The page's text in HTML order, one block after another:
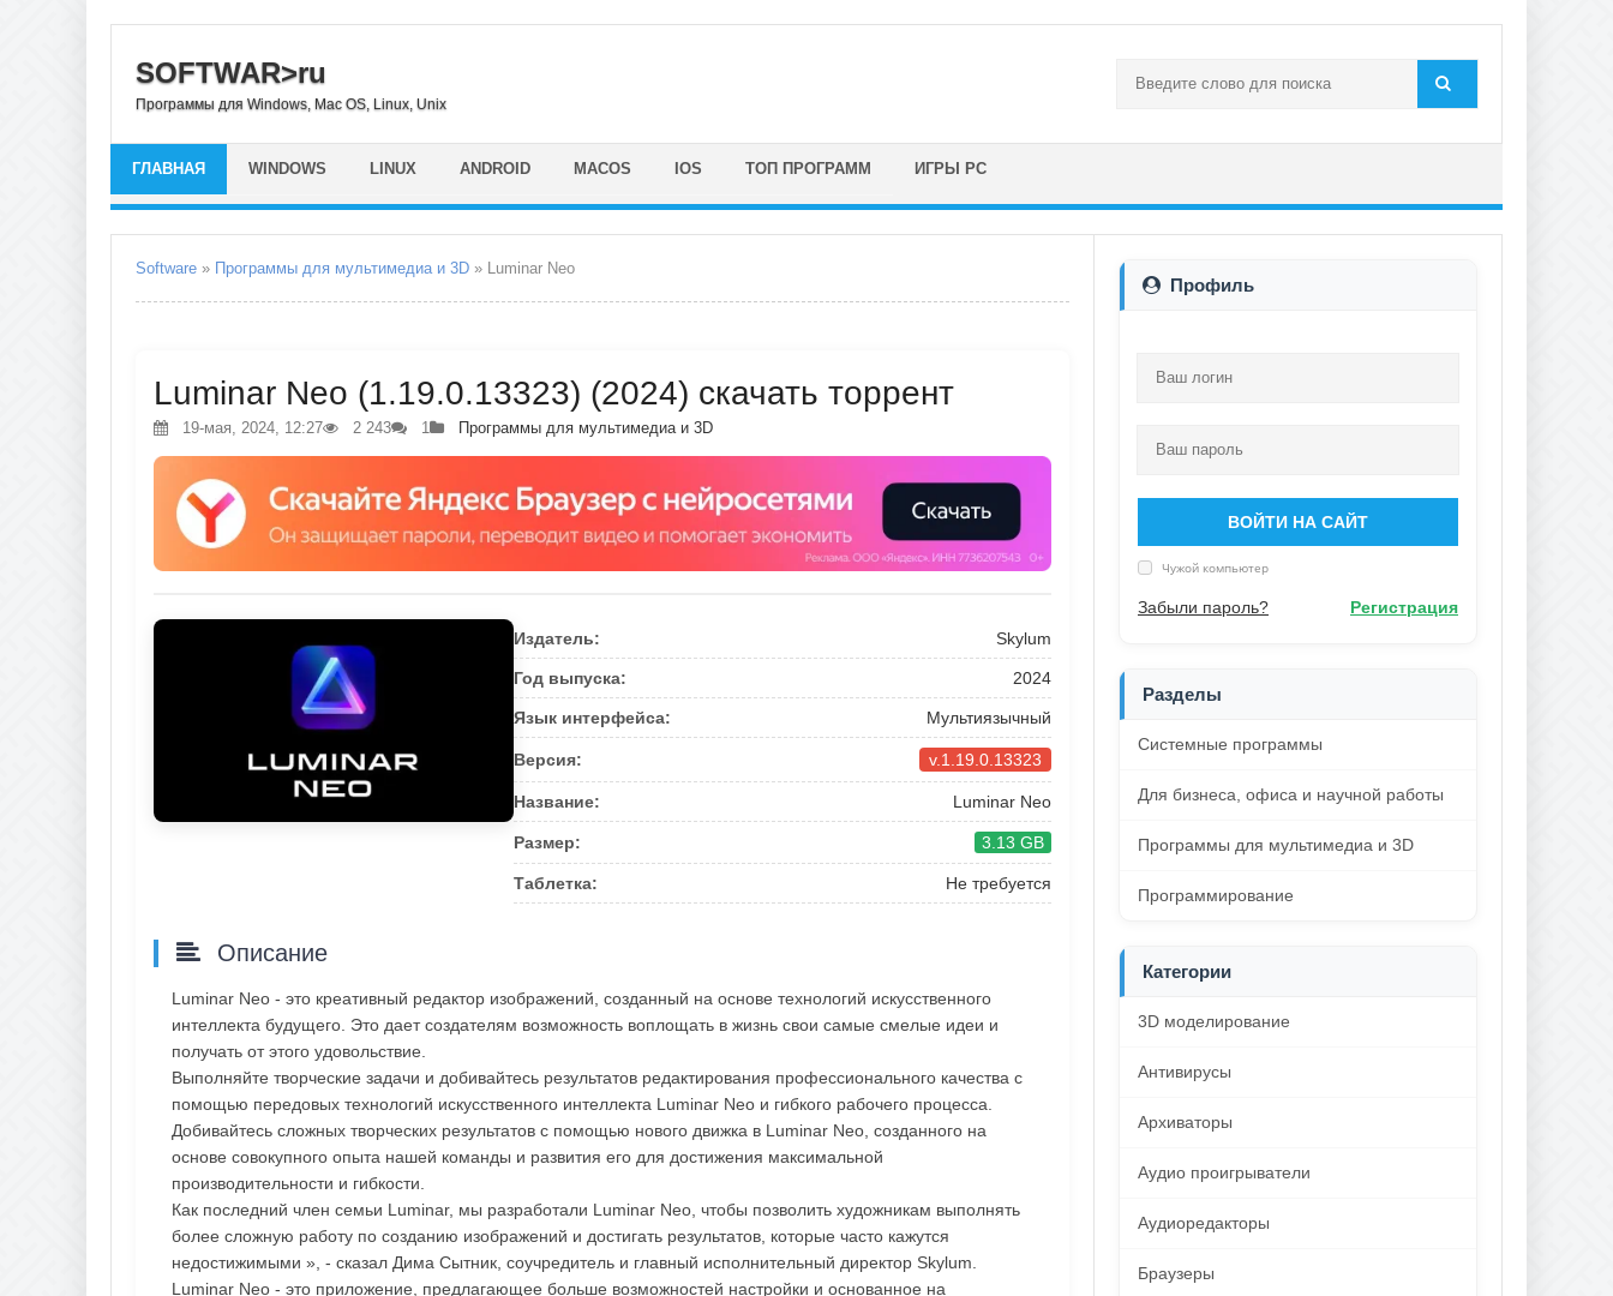
SOFTWAR>ru
Программы для Windows, Mac OS, Linux, Unix
ГЛАВНАЯ WINDOWS LINUX ANDROID MACOS IOS ТОП ПРОГРАММ ИГРЫ PC
Software » Программы для мультимедиа и 3D » Luminar Neo
Luminar Neo (1.19.0.13323) (2024) скачать торрент
19-мая, 2024, 12:27 2 243 1 Программы для мультимедиа и 3D
Издатель: Skylum
Год выпуска: 2024
Язык интерфейса: Мультиязычный
Версия: v.1.19.0.13323
Название: Luminar Neo
Размер: 3.13 GB
Таблетка: Не требуется
Описание
Luminar Neo - это креативный редактор изображений, созданный на основе технологий искусственного
интеллекта будущего. Это дает создателям возможность воплощать в жизнь свои самые смелые идеи и
получать от этого удовольствие.
Выполняйте творческие задачи и добивайтесь результатов редактирования профессионального качества с
помощью передовых технологий искусственного интеллекта Luminar Neo и гибкого рабочего процесса.
Добивайтесь сложных творческих результатов с помощью нового движка в Luminar Neo, созданного на
основе совокупного опыта нашей команды и развития его для достижения максимальной
производительности и гибкости.
Как последний член семьи Luminar, мы разработали Luminar Neo, чтобы позволить художникам выполнять
более сложную работу по созданию изображений и достигать результатов, которые часто кажутся
недостижимыми », - сказал Дима Сытник, соучредитель и главный исполнительный директор Skylum.
Luminar Neo - это приложение, предлагающее больше возможностей настройки и основанное на
Профиль
ВОЙТИ НА САЙТ
Чужой компьютер
Забыли пароль? Регистрация
Разделы
Системные программы
Для бизнеса, офиса и научной работы
Программы для мультимедиа и 3D
Программирование
Категории
3D моделирование
Антивирусы
Архиваторы
Аудио проигрыватели
Аудиоредакторы
Браузеры